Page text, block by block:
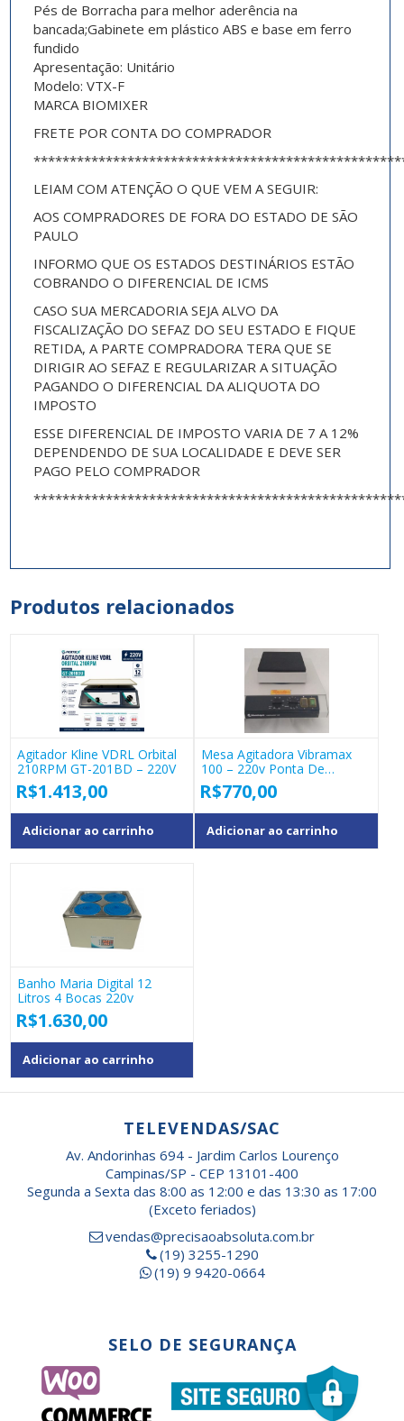
Pés de Borracha para melhor aderência na
bancada;Gabinete em plástico ABS e base em ferro
fundido
Apresentação: Unitário
Modelo: VTX-F
MARCA BIOMIXER
FRETE POR CONTA DO COMPRADOR
LEIAM COM ATENÇÃO O QUE VEM A SEGUIR:
AOS COMPRADORES DE FORA DO ESTADO DE SÃO
PAULO
INFORMO QUE OS ESTADOS DESTINÁRIOS ESTÃO
COBRANDO O DIFERENCIAL DE ICMS
CASO SUA MERCADORIA SEJA ALVO DA
FISCALIZAÇÃO DO SEFAZ DO SEU ESTADO E FIQUE
RETIDA, A PARTE COMPRADORA TERA QUE SE
DIRIGIR AO SEFAZ E REGULARIZAR A SITUAÇÃO
PAGANDO O DIFERENCIAL DA ALIQUOTA DO
IMPOSTO
ESSE DIFERENCIAL DE IMPOSTO VARIA DE 7 A 12%
DEPENDENDO DE SUA LOCALIDADE E DEVE SER
PAGO PELO COMPRADOR
Produtos relacionados
Agitador Kline VDRL Orbital
210RPM GT-201BD – 220V
R$1.413,00
Adicionar ao carrinho
Mesa Agitadora Vibramax
100 – 220v Ponta De
Estoque
R$770,00
Adicionar ao carrinho
Banho Maria Digital 12
Litros 4 Bocas 220v
R$1.630,00
Adicionar ao carrinho
TELEVENDAS/SAC
Av. Andorinhas 694 - Jardim Carlos Lourenço
Campinas/SP - CEP 13101-400
Segunda a Sexta das 8:00 as 12:00 e das 13:30 as 17:00
(Exceto feriados)
vendas@precisaoabsoluta.com.br
(19) 3255-1290
(19) 9 9420-0664
SELO DE SEGURANÇA